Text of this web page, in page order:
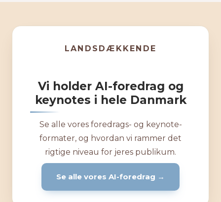
LANDSDÆKKENDE
Vi holder AI-foredrag og
keynotes i hele Danmark
Se alle vores foredrags- og keynote-
formater, og hvordan vi rammer det
rigtige niveau for jeres publikum.
Se alle vores AI-foredrag →